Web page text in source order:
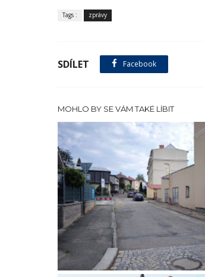
Tags : zprávy
SDÍLET Facebook
MOHLO BY SE VÁM TAKÉ LÍBIT